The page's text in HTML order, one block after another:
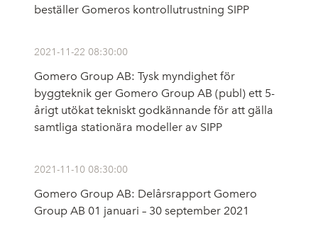
beställer Gomeros kontrollutrustning SIPP
2021-11-22 08:30:00
Gomero Group AB: Tysk myndighet för
byggteknik ger Gomero Group AB (publ) ett 5-
årigt utökat tekniskt godkännande för att gälla
samtliga stationära modeller av SIPP
2021-11-10 08:30:00
Gomero Group AB: Delårsrapport Gomero
Group AB 01 januari – 30 september 2021